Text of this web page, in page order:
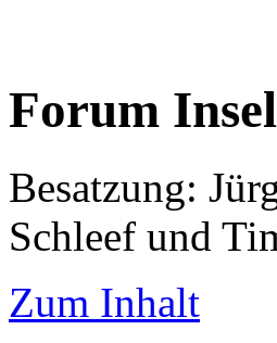
Forum
Besatzung:
Schleef und
Zum Inhalt